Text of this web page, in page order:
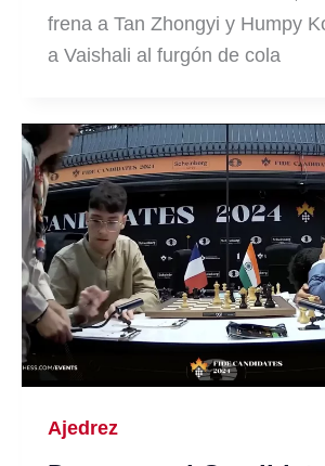
frena a Tan Zhongyi y Humpy
a Vaishali al furgón de cola
Ajedrez